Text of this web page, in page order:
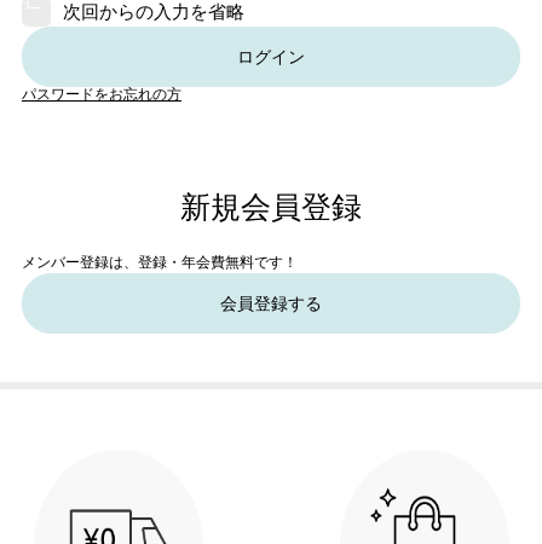
次回からの入力を省略
ログイン
パスワードをお忘れの方
新規会員登録
メンバー登録は、登録・年会費無料です！
会員登録する